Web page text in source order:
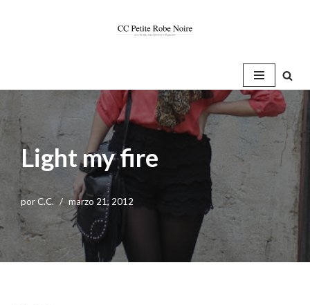
Light my fire
porC.C. marzo 21, 2012